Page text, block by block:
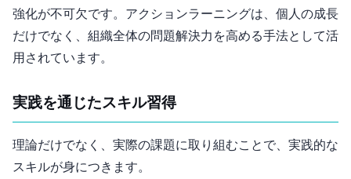
強化が不可欠です。アクションラーニングは、個人の成長
だけでなく、組織全体の問題解決力を高める手法として活
用されています。
実践を通じたスキル習得
理論だけでなく、実際の課題に取り組むことで、実践的な
スキルが身につきます。